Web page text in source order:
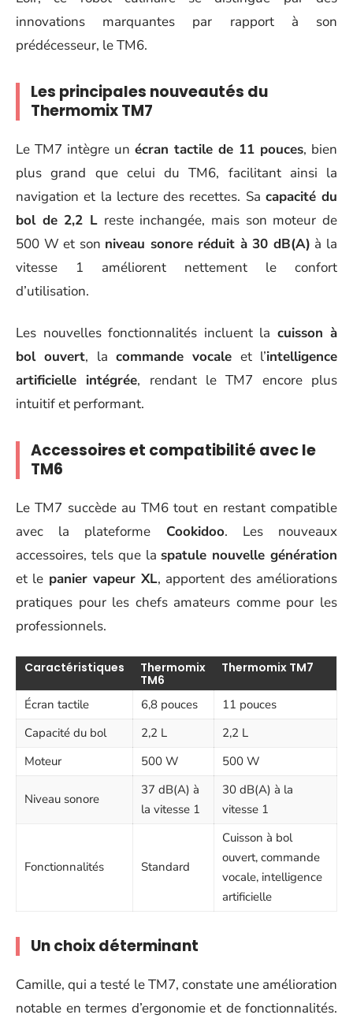
innovations marquantes par rapport à son
prédécesseur, le TM6.
Les principales nouveautés du
Thermomix TM7
Le TM7 intègre un écran tactile de 11 pouces, bien
plus grand que celui du TM6, facilitant ainsi la
navigation et la lecture des recettes. Sa capacité du
bol de 2,2 L reste inchangée, mais son moteur de
500 W et son niveau sonore réduit à 30 dB(A) à la
vitesse 1 améliorent nettement le confort
d’utilisation.
Les nouvelles fonctionnalités incluent la cuisson à
bol ouvert, lacommande vocale et l’intelligence
artificielle intégrée, rendant le TM7 encore plus
intuitif et performant.
Accessoires et compatibilité avec le
TM6
Le TM7 succède au TM6 tout en restant compatible
avec la plateforme Cookidoo. Les nouveaux
accessoires, tels que la spatule nouvelle génération
et le panier vapeur XL, apportent des améliorations
pratiques pour les chefs amateurs comme pour les
professionnels.
Caractéristiques
Thermomix
TM6
Thermomix TM7
Écran tactile 6,8 pouces
11 pouces
Capacité du bol
2,2 L
2,2 L
Moteur
500 W 500 W
Niveau sonore
37 dB(A) à
la vitesse 1
30 dB(A) à la
vitesse 1
Fonctionnalités Standard
Cuisson à bol
ouvert, commande
vocale, intelligence
artificielle
Un choix déterminant
Camille, qui a testé le TM7, constate une amélioration
notable en termes d’ergonomie et de fonctionnalités.